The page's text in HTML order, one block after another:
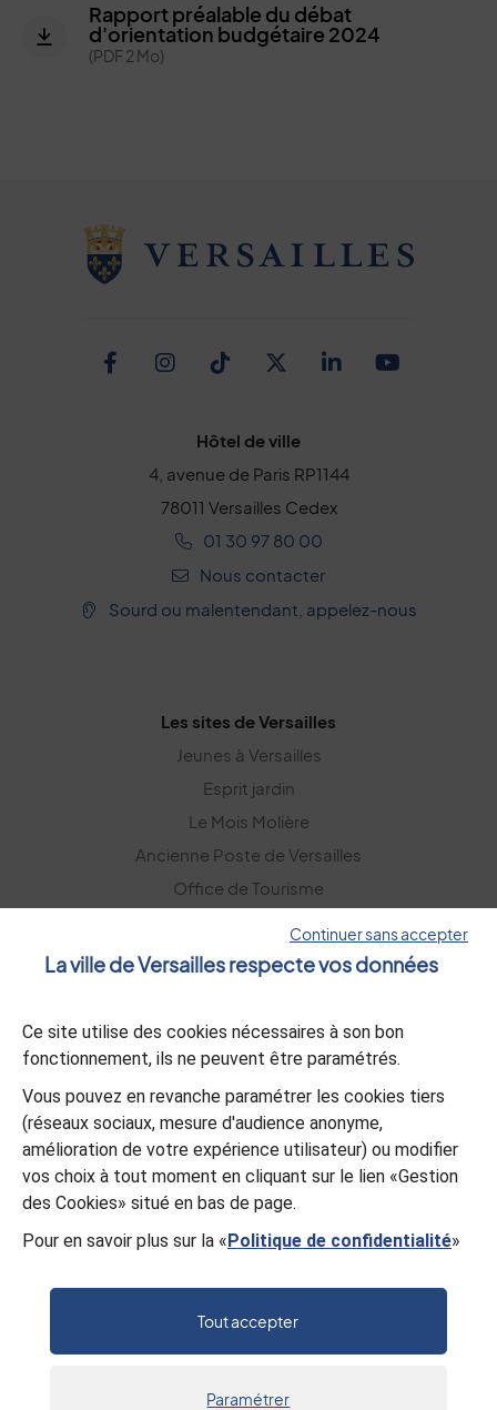
Rapport préalable du débat
d'orientation budgétaire 2024
(PDF 2 Mo)
Facebook
Instagram
TikTokTwitter
Linkedin
Hôtel de ville
4, avenue de Paris RP1144
78011 Versailles Cedex
01 30 97 80 00
Nous contacter
Sourd ou malentendant, appelez-nous
Les sites de Versailles
Jeunes à Versailles
Esprit jardin
Le Mois Molière
Ancienne Poste de Versailles
Office de Tourisme
S’abonner
L’appli Versailles
Télécharger
© Mairie de Versailles
Politique de confidentialité
Mentions légales
Continuer sans accepter
La ville de Versailles respecte vos données
Ce site utilise des cookies nécessaires à son bon
fonctionnement, ils ne peuvent être paramétrés.
Vous pouvez en revanche paramétrer les cookies tiers
(réseaux sociaux, mesure d'audience anonyme,
amélioration de votre expérience utilisateur) ou modifier
vos choix à tout moment en cliquant sur le lien «Gestion
des Cookies» situé en bas de page.
Pour en savoir plus sur la «Politique de confidentialité»
Tout accepter
Paramétrer